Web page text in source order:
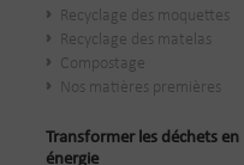
Recyclage des moquettes
Recyclage des matelas
Compostage
Nos matières premières
Transformer les déchets en
énergie